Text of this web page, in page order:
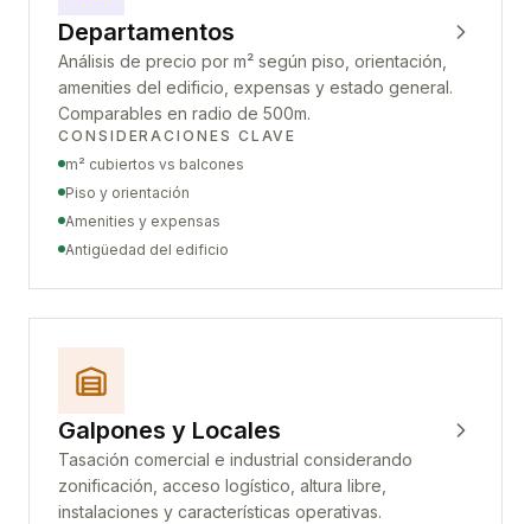
Departamentos
Análisis de precio por m² según piso, orientación,
amenities del edificio, expensas y estado general.
Comparables en radio de 500m.
CONSIDERACIONES CLAVE
m² cubiertos vs balcones
Piso y orientación
Amenities y expensas
Antigüedad del edificio
Galpones y Locales
Tasación comercial e industrial considerando
zonificación, acceso logístico, altura libre,
instalaciones y características operativas.